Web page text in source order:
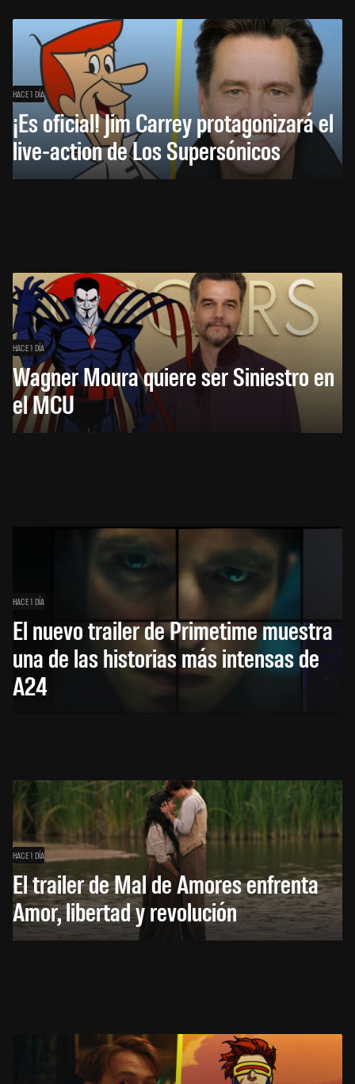
HACE 1 DÍA
¡Es oficial! Jim Carrey protagonizará el
live-action de Los Supersónicos
HACE 1 DÍA
Wagner Moura quiere ser Siniestro en
el MCU
HACE 1 DÍA
El nuevo trailer de Primetime muestra
una de las historias más intensas de
A24
HACE 1 DÍA
El trailer de Mal de Amores enfrenta
Amor, libertad y revolución